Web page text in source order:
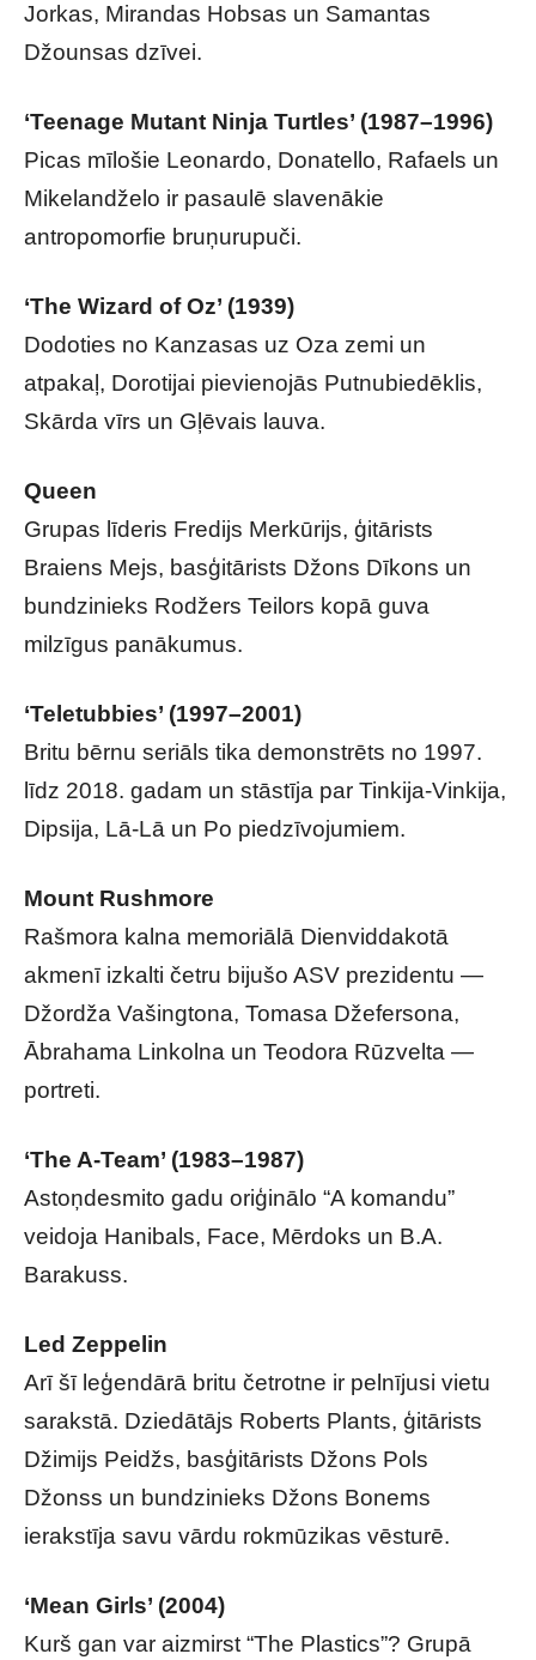
Jorkas, Mirandas Hobsas un Samantas
Džounsas dzīvei.
‘Teenage Mutant Ninja Turtles’ (1987–1996)
Picas mīlošie Leonardo, Donatello, Rafaels un
Mikelandželo ir pasaulē slavenākie
antropomorfie bruņurupuči.
‘The Wizard of Oz’ (1939)
Dodoties no Kanzasas uz Oza zemi un
atpakaļ, Dorotijai pievienojās Putnubiedēklis,
Skārda vīrs un Gļēvais lauva.
Queen
Grupas līderis Fredijs Merkūrijs, ģitārists
Braiens Mejs, basģitārists Džons Dīkons un
bundzinieks Rodžers Teilors kopā guva
milzīgus panākumus.
‘Teletubbies’ (1997–2001)
Britu bērnu seriāls tika demonstrēts no 1997.
līdz 2018. gadam un stāstīja par Tinkija-Vinkija,
Dipsija, Lā-Lā un Po piedzīvojumiem.
Mount Rushmore
Rašmora kalna memoriālā Dienviddakotā
akmenī izkalti četru bijušo ASV prezidentu —
Džordža Vašingtona, Tomasa Džefersona,
Ābrahama Linkolna un Teodora Rūzvelta —
portreti.
‘The A-Team’ (1983–1987)
Astoņdesmito gadu oriģinālo “A komandu”
veidoja Hanibals, Face, Mērdoks un B.A.
Barakuss.
Led Zeppelin
Arī šī leģendārā britu četrotne ir pelnījusi vietu
sarakstā. Dziedātājs Roberts Plants, ģitārists
Džimijs Peidžs, basģitārists Džons Pols
Džonss un bundzinieks Džons Bonems
ierakstīja savu vārdu rokmūzikas vēsturē.
‘Mean Girls’ (2004)
Kurš gan var aizmirst “The Plastics”? Grupā